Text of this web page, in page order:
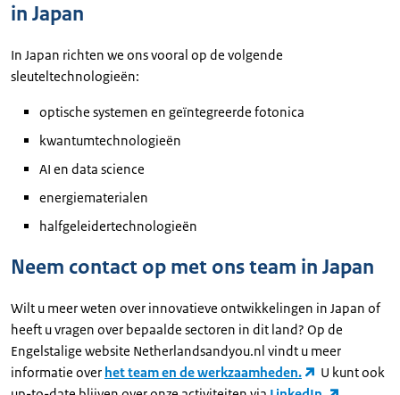
in Japan
In Japan richten we ons vooral op de volgende
sleuteltechnologieën:
optische systemen en geïntegreerde fotonica
kwantumtechnologieën
AI en data science
energiematerialen
halfgeleidertechnologieën
Neem contact op met ons team in Japan
Wilt u meer weten over innovatieve ontwikkelingen in Japan of
heeft u vragen over bepaalde sectoren in dit land? Op de
Engelstalige website Netherlandsandyou.nl vindt u meer
informatie over het team en de werkzaamheden.
U kunt ook